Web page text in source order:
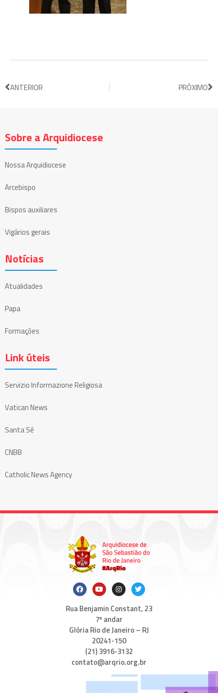
ANTERIOR PRÓXIMO
Sobre a Arquidiocese
Nossa Arquidiocese
Arcebispo
Bispos auxiliares
Vigários gerais
Notícias
Atualidades
Papa
Formações
Link úteis
Servizio Informazione Religiosa
Vatican News
Santa Sé
CNBB
Catholic News Agency
Rua Benjamin Constant, 23
7º andar
Glória Rio de Janeiro – RJ
20241-150
(21) 3916-3132
contato@arqrio.org.br